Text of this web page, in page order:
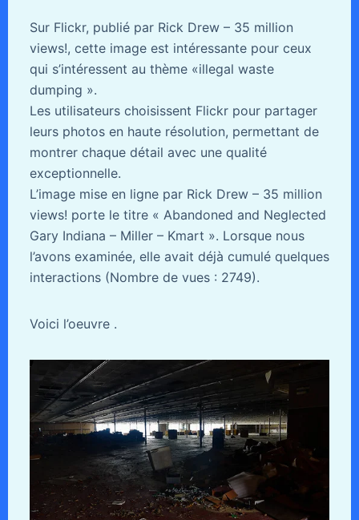
Sur Flickr, publié par Rick Drew – 35 million
views!, cette image est intéressante pour ceux
qui s’intéressent au thème «illegal waste
dumping ».
Les utilisateurs choisissent Flickr pour partager
leurs photos en haute résolution, permettant de
montrer chaque détail avec une qualité
exceptionnelle.
L’image mise en ligne par Rick Drew – 35 million
views! porte le titre « Abandoned and Neglected
Gary Indiana – Miller – Kmart ». Lorsque nous
l’avons examinée, elle avait déjà cumulé quelques
interactions (Nombre de vues : 2749).
Voici l’oeuvre .